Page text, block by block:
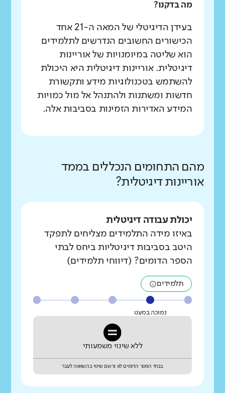
מה בדקנו?
בעידן הדיגיטלי של המאה ה-21 אחד
הכישורים החשובים הנדרשים לתלמידים
הוא שליטה במיומנויות של אוריינות
דיגיטלית. אוריינות דיגיטלית היא היכולת
להשתמש בטכנולוגיות מידע ותקשורת
חדשות ומשתנות ולהתנהל אל מול כמויות
המידע האדירות הזמינות בסביבות אלה.
מהם התחומים הנכללים בממד
אוריינות דיגיטלית?
יכולת עבודה דיגיטלית
באיזו מידה התלמידים מצליחים לתפקד
היטב בסביבות דיגיטליות ביחס לבתי
הספר הדומים? (דיווחי תלמידים)
תלמידים
נמוכה במעט
ללא שינוי משמעותי
בבתי הספר הדומים לא נרשם שינוי בהשוואה לעבר